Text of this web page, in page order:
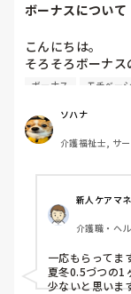
ボーナスについて
こんにちは。
そろそろボーナス
ボーナスが無い
無いところは少な
ボーナス モチベー
ソハナ
介護福祉士, サ
新人ケアマ
介護職・ヘ
一応もらってます
夏冬0.5づつの1
少ないと思いま